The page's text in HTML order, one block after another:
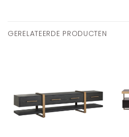
GERELATEERDE PRODUCTEN